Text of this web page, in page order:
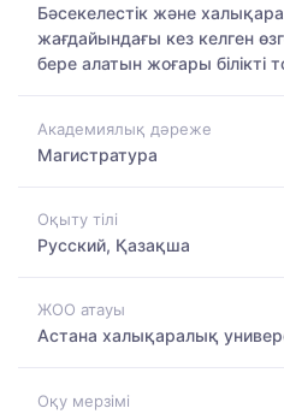
Бәсекелестік және
жағдайындағы кез келген
бере алатын жоғары білікті
Академиялық дәреже
Магистратура
Оқыту тілі
Русский, Қазақша
ЖОО атауы
Астана халықаралық
Оқу мерзімі